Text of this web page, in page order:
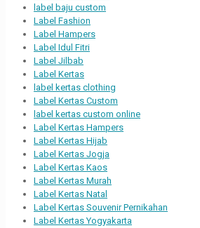
label baju custom
Label Fashion
Label Hampers
Label Idul Fitri
Label Jilbab
Label Kertas
label kertas clothing
Label Kertas Custom
label kertas custom online
Label Kertas Hampers
Label Kertas Hijab
Label Kertas Jogja
Label Kertas Kaos
Label Kertas Murah
Label Kertas Natal
Label Kertas Souvenir Pernikahan
Label Kertas Yogyakarta